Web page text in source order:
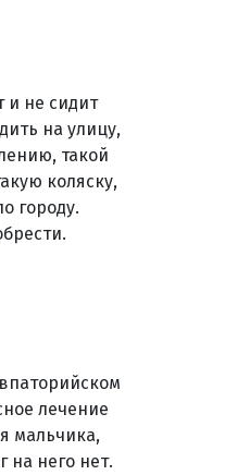
и не сидит
на улицу,
такой
коляску,
городу.
лечение
мальчика,
на него нет.